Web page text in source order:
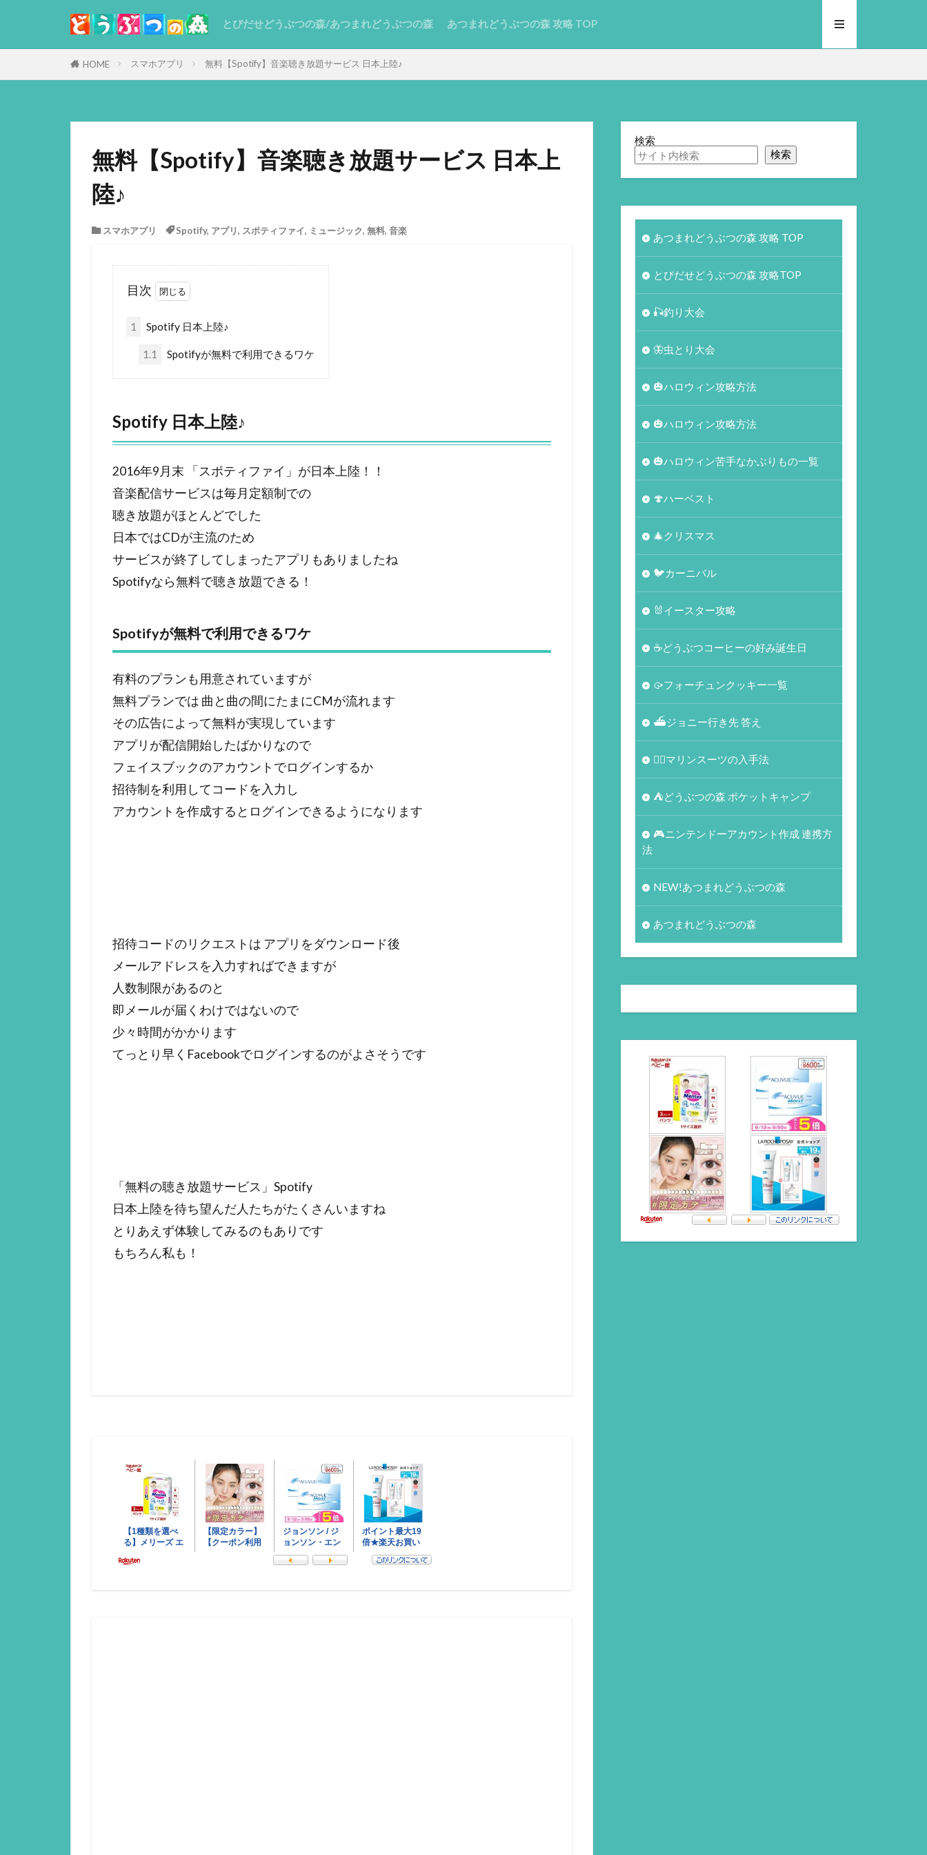
とびだせどうぶつの森/あつまれどうぶつの森 あつまれどうぶつの森 攻略 TOP
HOME スマホアプリ 無料【Spotify】音楽聴き放題サービス 日本上陸♪
無料【Spotify】音楽聴き放題サービス 日本上
陸♪
スマホアプリ Spotify, アプリ, スポティファイ, ミュージック, 無料, 音楽
目次
1 Spotify 日本上陸♪
1.1 Spotifyが無料で利用できるワケ
Spotify 日本上陸♪
2016年9月末 「スポティファイ」が日本上陸！！
音楽配信サービスは毎月定額制での
聴き放題がほとんどでした
日本ではCDが主流のため
サービスが終了してしまったアプリもありましたね
Spotifyなら無料で聴き放題できる！
Spotifyが無料で利用できるワケ
有料のプランも用意されていますが
無料プランでは 曲と曲の間にたまにCMが流れます
その広告によって無料が実現しています
アプリが配信開始したばかりなので
フェイスブックのアカウントでログインするか
招待制を利用してコードを入力し
アカウントを作成するとログインできるようになります
招待コードのリクエストは アプリをダウンロード後
メールアドレスを入力すればできますが
人数制限があるのと
即メールが届くわけではないので
少々時間がかかります
てっとり早くFacebookでログインするのがよさそうです
「無料の聴き放題サービス」Spotify
日本上陸を待ち望んだ人たちがたくさんいますね
とりあえず体験してみるのもありです
もちろん私も！
検索
検索
あつまれどうぶつの森 攻略 TOP
とびだせどうぶつの森 攻略TOP
🎣釣り大会
🦋虫とり大会
🎃ハロウィン攻略方法
🎃ハロウィン攻略方法
🎃ハロウィン苦手なかぶりもの一覧
🍄ハーベスト
🎄クリスマス
🐦カーニバル
🐰イースター攻略
☕️どうぶつコーヒーの好み誕生日
🥠フォーチュンクッキー一覧
⛴ジョニー行き先 答え
🏄‍♀️マリンスーツの入手法
⛺どうぶつの森 ポケットキャンプ
🎮ニンテンドーアカウント作成 連携方
法
NEW!あつまれどうぶつの森
あつまれどうぶつの森